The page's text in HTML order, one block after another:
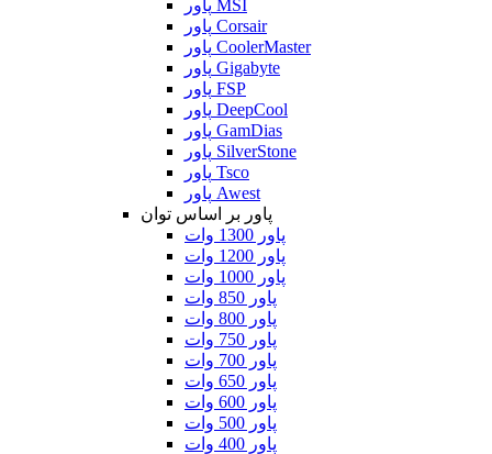
پاور MSI
پاور Corsair
پاور CoolerMaster
پاور Gigabyte
پاور FSP
پاور DeepCool
پاور GamDias
پاور SilverStone
پاور Tsco
پاور Awest
پاور بر اساس توان
پاور 1300 وات
پاور 1200 وات
پاور 1000 وات
پاور 850 وات
پاور 800 وات
پاور 750 وات
پاور 700 وات
پاور 650 وات
پاور 600 وات
پاور 500 وات
پاور 400 وات